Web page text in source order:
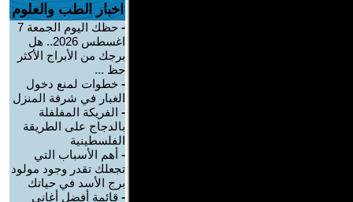
اخبار الطب والعلوم
-
حظك اليوم الجمعة 7
اغسطس 2026.. هل
برجك من الأبراج الأكثر
حظ ...
- خطوات لمنع دخول
الغبار في شرفة المنزل
- الفريكة المفلفلة
بالدجاج على الطريقة
الفلسطينية
- أهم الأسباب التي
تجعلك تقدر وجود مولود
برج الأسد في حياتك
- قائمة أفضل أغاني